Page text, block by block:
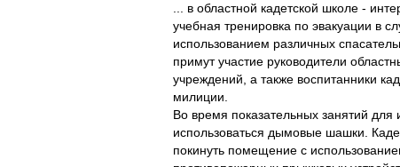
... в областной кадетской школе -
учебная тренировка по эвакуации в
использованием различных
примут участие руководители
учреждений, а также воспитанники
милиции.
Во время показательных занятий для
использоваться дымовые шашки.
покинуть помещение с